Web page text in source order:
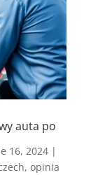
auta po
16, 2024|
, opinia